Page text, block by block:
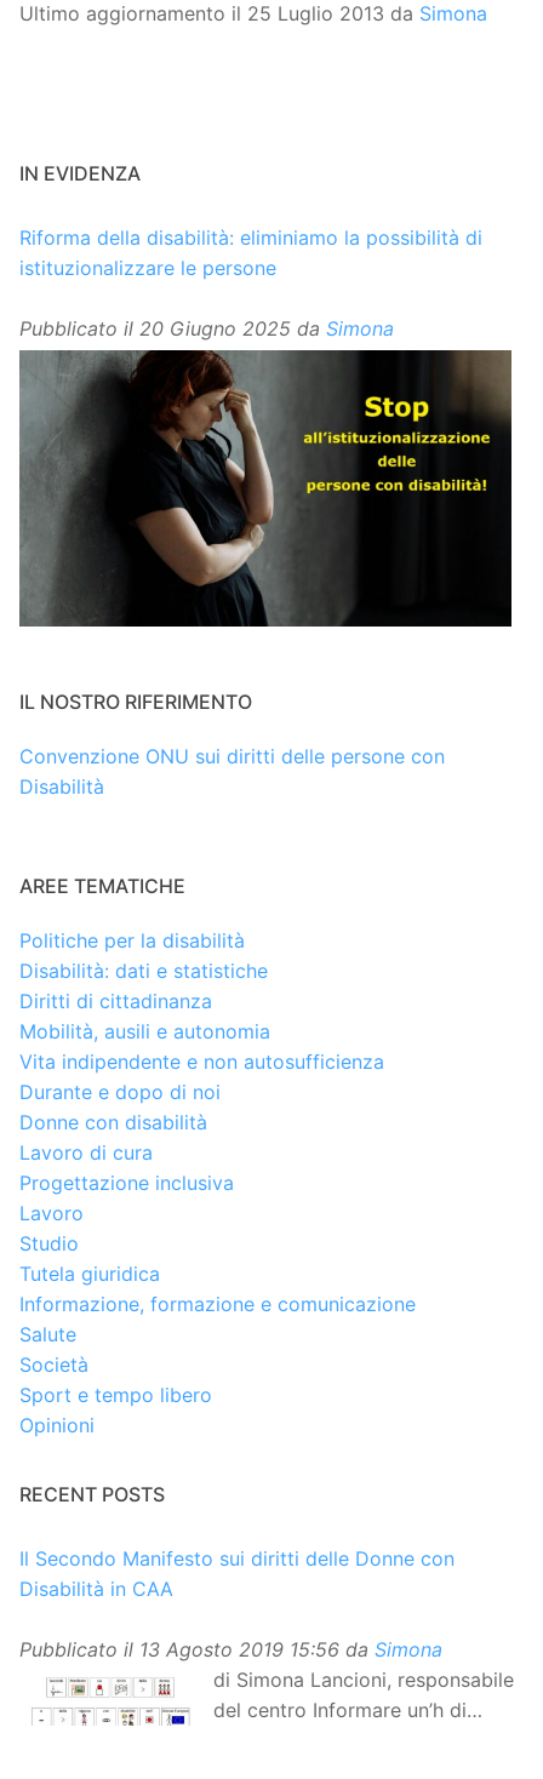
Ultimo aggiornamento il 25 Luglio 2013 da Simona
IN EVIDENZA
Riforma della disabilità: eliminiamo la possibilità di
istituzionalizzare le persone
Pubblicato il 20 Giugno 2025 da Simona
IL NOSTRO RIFERIMENTO
Convenzione ONU sui diritti delle persone con
Disabilità
AREE TEMATICHE
Politiche per la disabilità
Disabilità: dati e statistiche
Diritti di cittadinanza
Mobilità, ausili e autonomia
Vita indipendente e non autosufficienza
Durante e dopo di noi
Donne con disabilità
Lavoro di cura
Progettazione inclusiva
Lavoro
Studio
Tutela giuridica
Informazione, formazione e comunicazione
Salute
Società
Sport e tempo libero
Opinioni
RECENT POSTS
Il Secondo Manifesto sui diritti delle Donne con
Disabilità in CAA
Pubblicato il 13 Agosto 2019 15:56 da Simona
di Simona Lancioni, responsabile
del centro Informare un’h di